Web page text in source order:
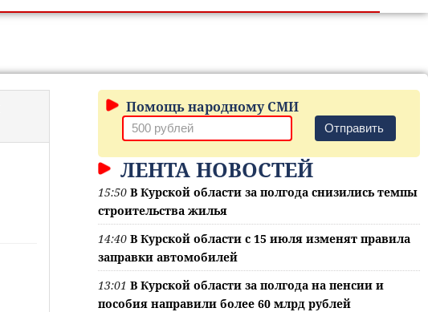
Помощь народному СМИ
Отправить
ЛЕНТА НОВОСТЕЙ
15:50 В Курской области за полгода снизились темпы
строительства жилья
14:40 В Курской области с 15 июля изменят правила
заправки автомобилей
13:01 В Курской области за полгода на пенсии и
пособия направили более 60 млрд рублей